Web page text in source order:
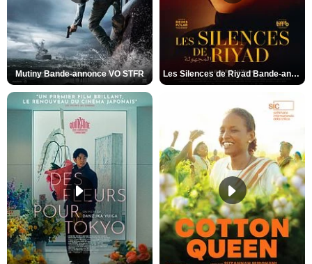
Mutiny Bande-annonce VO STFR Les Silences de Riyad Bande-annonce VO STFR